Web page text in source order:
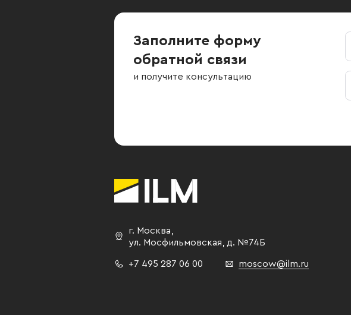
Заполните форму
обратной связи
и получите консультацию
г. Москва,
ул. Мосфильмовская, д. №74Б
+7 495 287 06 00 moscow@ilm.ru